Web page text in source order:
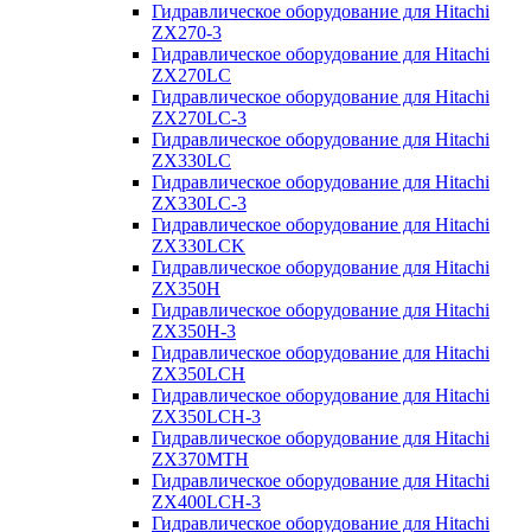
Гидравлическое оборудование для Hitachi
ZX270-3
Гидравлическое оборудование для Hitachi
ZX270LC
Гидравлическое оборудование для Hitachi
ZX270LC-3
Гидравлическое оборудование для Hitachi
ZX330LC
Гидравлическое оборудование для Hitachi
ZX330LC-3
Гидравлическое оборудование для Hitachi
ZX330LCK
Гидравлическое оборудование для Hitachi
ZX350H
Гидравлическое оборудование для Hitachi
ZX350H-3
Гидравлическое оборудование для Hitachi
ZX350LCH
Гидравлическое оборудование для Hitachi
ZX350LCH-3
Гидравлическое оборудование для Hitachi
ZX370MTH
Гидравлическое оборудование для Hitachi
ZX400LCH-3
Гидравлическое оборудование для Hitachi